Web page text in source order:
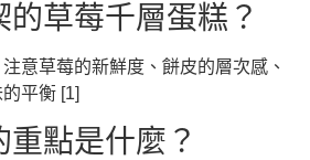
草莓千層蛋糕？
意草莓的新鮮度、餅皮的層次感、
平衡 [1]
點是什麼？